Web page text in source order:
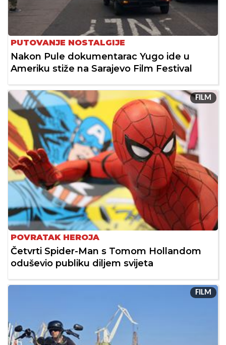
PUTOVANJE NOSTALGIJE
Nakon Pule dokumentarac Yugo ide u
Ameriku stiže na Sarajevo Film Festival
FILM
POVRATAK HEROJA
Četvrti Spider-Man s Tomom Hollandom
oduševio publiku diljem svijeta
FILM